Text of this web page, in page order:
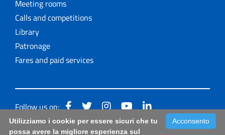
Meeting rooms
Calls and competitions
Library
Patronage
Fares and paid services
Follow us on:
Accessibilità: form di segnalazione di prima istanza per
Acconsento
Utilizziamo i cookie per essere sicuri che tu
possa avere la migliore esperienza sul